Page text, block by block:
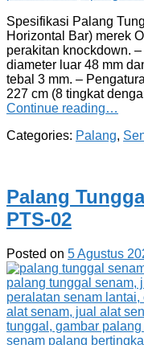
Spesifikasi Palang
Horizontal Bar) merek
perakitan knockdown.
diameter luar 48 mm
tebal 3 mm. –
227 cm (8 tingkat
Continue reading…
Categories: Palang,
Palang
PTS-02
Posted on 5 Agustus